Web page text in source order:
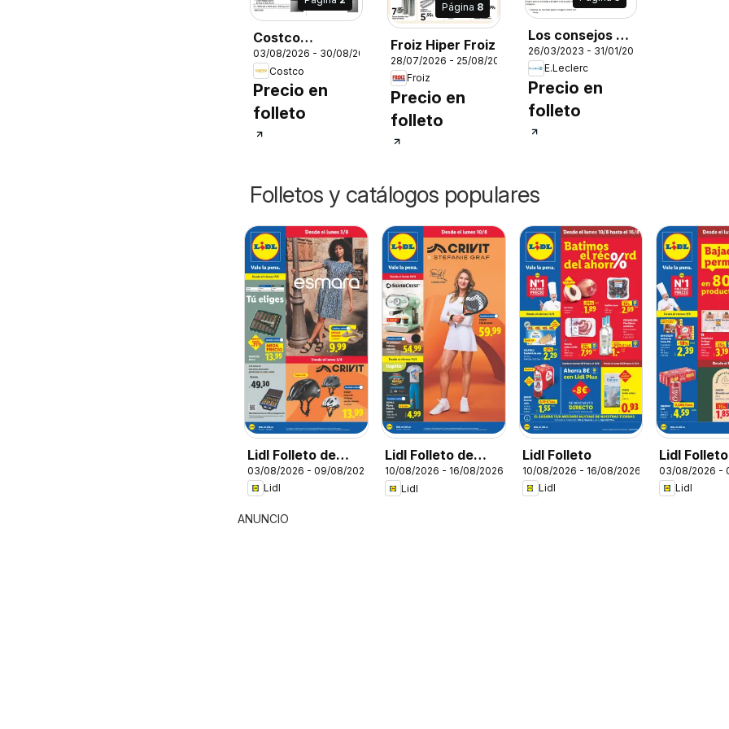
Costco
Catálogo
03/08/2026 - 30/08/2026
Costco
Precio en
folleto
Página 8
Froiz Hiper Froiz
28/07/2026 - 25/08/2026
Froiz
Precio en
folleto
Los consejos de
la experta en
menaje para el
hogar
26/03/2023 - 31/01/2027
E.Leclerc
Precio en
folleto
Folletos y catálogos populares
Lidl Folleto de
bazar
03/08/2026 - 09/08/2026
Lidl
Lidl Folleto de
bazar
10/08/2026 - 16/08/2026
Lidl
Lidl Folleto
10/08/2026 - 16/08/2026
Lidl
Lidl Folleto
03/08/2026 -
Lidl
ANUNCIO